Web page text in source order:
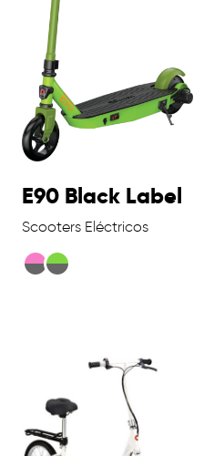
E90 Black Label
Scooters Eléctricos